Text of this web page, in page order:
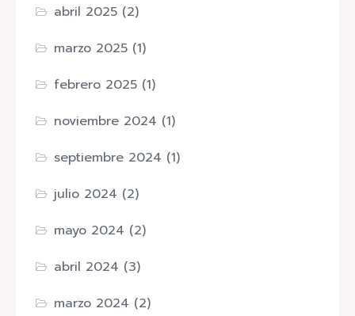
abril 2025 (2)
marzo 2025 (1)
febrero 2025 (1)
noviembre 2024 (1)
septiembre 2024 (1)
julio 2024 (2)
mayo 2024 (2)
abril 2024 (3)
marzo 2024 (2)